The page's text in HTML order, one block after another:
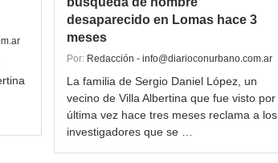
desaparecido en Lomas hace 3
meses
Por: Redacción - info@diarioconurbano.com.ar
La familia de Sergio Daniel López, un
vecino de Villa Albertina que fue visto por
última vez hace tres meses reclama a los
investigadores que se …